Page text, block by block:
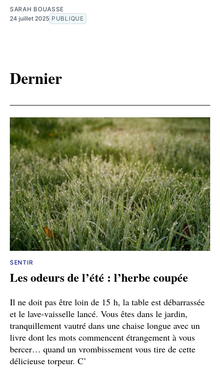
SARAH BOUASSE
24 juillet 2025 PUBLIQUE
Dernier
SENTIR
Les odeurs de l’été : l’herbe coupée
Il ne doit pas être loin de 15 h, la table est débarrassée
et le lave-vaisselle lancé. Vous êtes dans le jardin,
tranquillement vautré dans une chaise longue avec un
livre dont les mots commencent étrangement à vous
bercer… quand un vrombissement vous tire de cette
délicieuse torpeur. C’